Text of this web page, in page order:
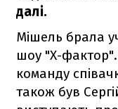
далі.
Мішель брала
шоу "Х-
команду
також був